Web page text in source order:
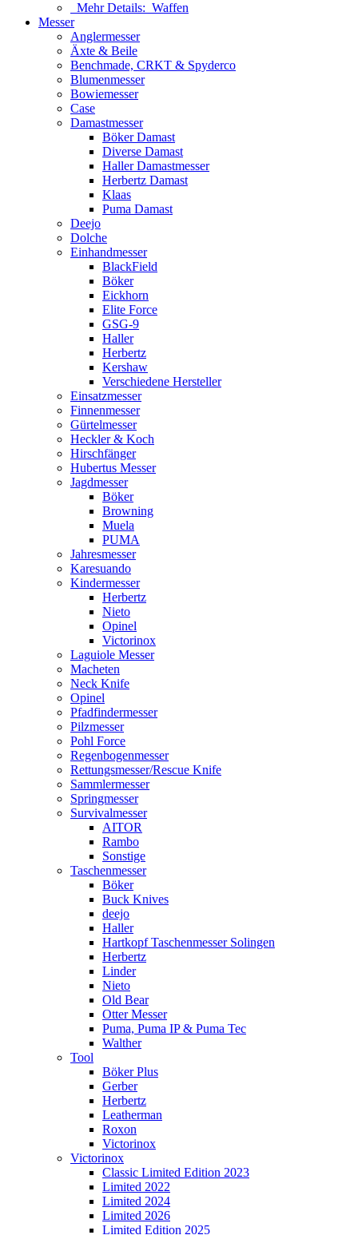
Mehr Details: Waffen
Messer
Anglermesser
Äxte & Beile
Benchmade, CRKT & Spyderco
Blumenmesser
Bowiemesser
Case
Damastmesser
Böker Damast
Diverse Damast
Haller Damastmesser
Herbertz Damast
Klaas
Puma Damast
Deejo
Dolche
Einhandmesser
BlackField
Böker
Eickhorn
Elite Force
GSG-9
Haller
Herbertz
Kershaw
Verschiedene Hersteller
Einsatzmesser
Finnenmesser
Gürtelmesser
Heckler & Koch
Hirschfänger
Hubertus Messer
Jagdmesser
Böker
Browning
Muela
PUMA
Jahresmesser
Karesuando
Kindermesser
Herbertz
Nieto
Opinel
Victorinox
Laguiole Messer
Macheten
Neck Knife
Opinel
Pfadfindermesser
Pilzmesser
Pohl Force
Regenbogenmesser
Rettungsmesser/Rescue Knife
Sammlermesser
Springmesser
Survivalmesser
AITOR
Rambo
Sonstige
Taschenmesser
Böker
Buck Knives
deejo
Haller
Hartkopf Taschenmesser Solingen
Herbertz
Linder
Nieto
Old Bear
Otter Messer
Puma, Puma IP & Puma Tec
Walther
Tool
Böker Plus
Gerber
Herbertz
Leatherman
Roxon
Victorinox
Victorinox
Classic Limited Edition 2023
Limited 2022
Limited 2024
Limited 2026
Limited Edition 2025